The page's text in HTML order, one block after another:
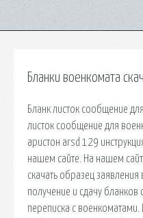
Бланки военкомата
Бланк листок сообщение
листок сообщение для
аристон arsd 129
нашем сайте. На нашем
скачать образец
получение и сдачу
переписка с военкоматами.